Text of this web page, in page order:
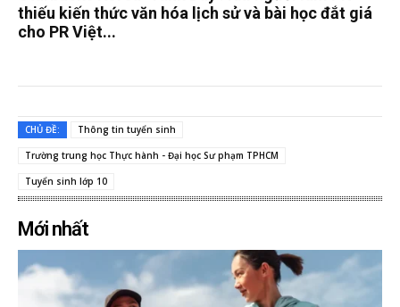
thiếu kiến thức văn hóa lịch sử và bài học đắt giá
cho PR Việt...
CHỦ ĐỀ: Thông tin tuyển sinh
Trường trung học Thực hành - Đại học Sư phạm TPHCM
Tuyển sinh lớp 10
Mới nhất